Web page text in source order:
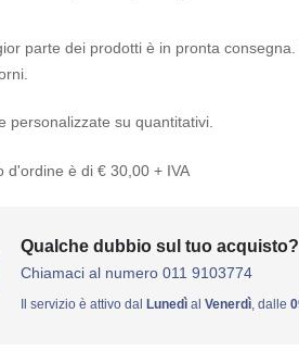
parte dei prodotti è in pronta
personalizzate su quantitativi.
d'ordine è di € 30,00 + IVA
Qualche dubbio sul tuo acquisto?
Chiamaci al numero 011 9103774
Il servizio è attivo dal Lunedìal Venerdì, dalle